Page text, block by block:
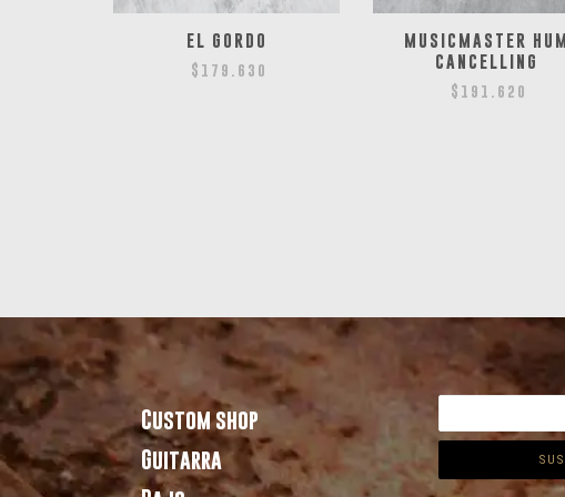
EL GORDO
$ 179.630
MUSICMASTER HUM
CANCELLING
$ 191.620
Custom shop
Guitarra